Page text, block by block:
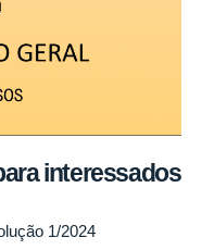
interessados
1/2024